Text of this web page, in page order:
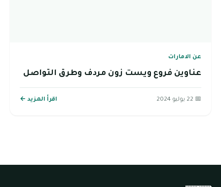
عن الامارات
عناوين فروع ويست زون مردف وطرق التواصل
📅 22 يوليو 2024 اقرأ المزيد ←